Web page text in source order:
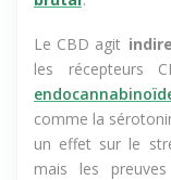
Le CBD agit
les récepteurs
comme la
un effet sur le